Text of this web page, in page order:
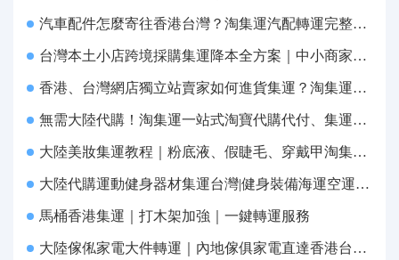
汽車配件怎麼寄往香港台灣？淘集運汽配轉運完整教程
台灣本土小店跨境採購集運降本全方案｜中小商家跨境物流優化攻略
香港、台灣網店獨立站賣家如何進貨集運？淘集運一站式採購轉運方案
無需大陸代購！淘集運一站式淘寶代購代付、集運轉運直達台灣
大陸美妝集運教程｜粉底液、假睫毛、穿戴甲淘集運香港台灣轉運&台灣代購完整指南
大陸代購運動健身器材集運台灣|健身裝備海運空運直送、送貨到府
馬桶香港集運｜打木架加強｜一鍵轉運服務
大陸傢俬家電大件轉運｜內地傢俱家電直達香港台灣送貨上府